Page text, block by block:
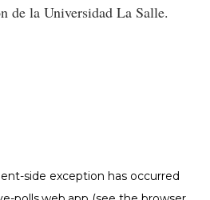
de la Universidad La Salle.